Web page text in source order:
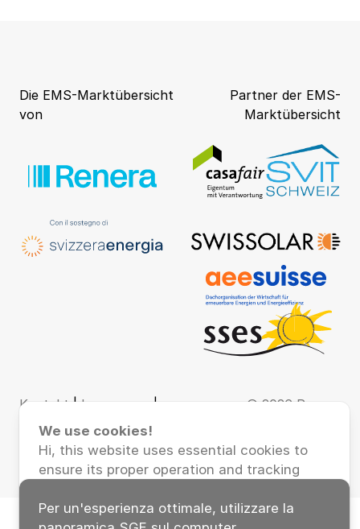
We use cookies!
Hi, this website uses essential cookies to
ensure its proper operation and tracking
with it. The latter will be set only after
Per un'esperienza ottimale, utilizzare la
Die EMS-Marktübersicht
von
Partner der EMS-
Marktübersicht
Kontakt | Impressum
|
Datenschutz
© 2026 Renera